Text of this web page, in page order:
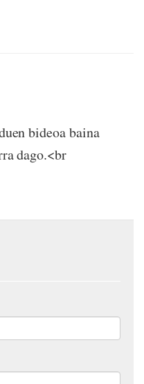
bideoa baina
dago.<br